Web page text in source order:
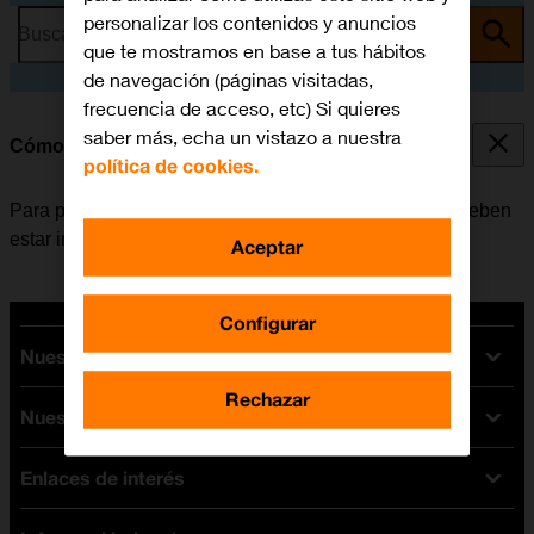
Busca por problema o tema
Cómo colocar la SIM y la batería
Para poder utilizar el móvil, la tarjeta SIM y la batería deben
estar insertadas.
Nuestras tarifas
Tarifas Orange
Tarifas fibra y móvil
Tarifas móviles
Tarifas internet y fibra
Nuestros dispositivos
Ofertas en móviles
iPhone
Enlaces de interés
personalizar los contenidos y anuncios
que te mostramos en base a tus hábitos
de navegación (páginas visitadas,
frecuencia de acceso, etc) Si quieres
saber más, echa un vistazo a nuestra
política de cookies.
Configurar
Rechazar
Aceptar